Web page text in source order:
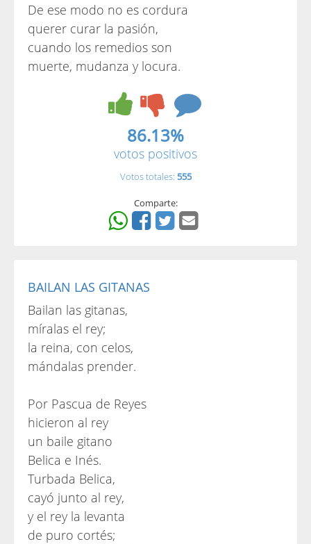
De ese modo no es cordura
querer curar la pasión,
cuando los remedios son
muerte, mudanza y locura.
86.13%
votos positivos
Votos totales: 555
Comparte:
BAILAN LAS GITANAS
Bailan las gitanas,
míralas el rey;
la reina, con celos,
mándalas prender.
Por Pascua de Reyes
hicieron al rey
un baile gitano
Belica e Inés.
Turbada Belica,
cayó junto al rey,
y el rey la levanta
de puro cortés;